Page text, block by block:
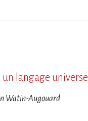
un langage universel
Watin-Augouard